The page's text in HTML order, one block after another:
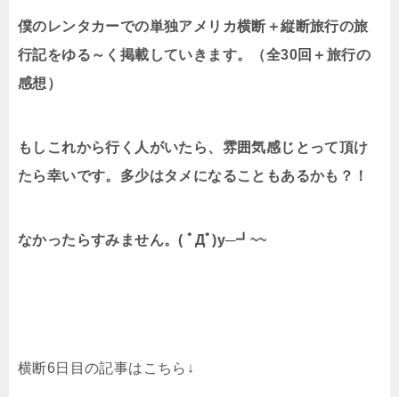
僕のレンタカーでの単独アメリカ横断＋縦断旅行の旅
行記をゆる～く掲載していきます。（全30回＋旅行の
感想）
もしこれから行く人がいたら、雰囲気感じとって頂け
たら幸いです。多少はタメになることもあるかも？！
なかったらすみません。( ﾟДﾟ)y─┛~~
横断6日目の記事はこちら↓